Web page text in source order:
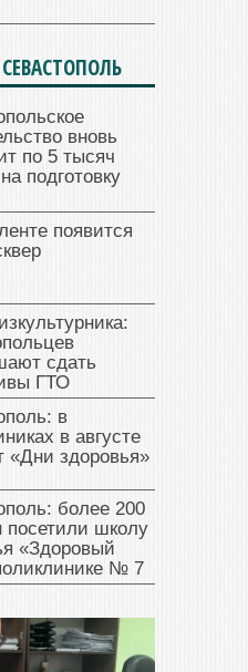
вновь
по 5 тысяч
подготовку
появится
сдать
ГТО
в
в августе
«Дни здоровья»
более 200
посетили школу
«Здоровый
№ 7